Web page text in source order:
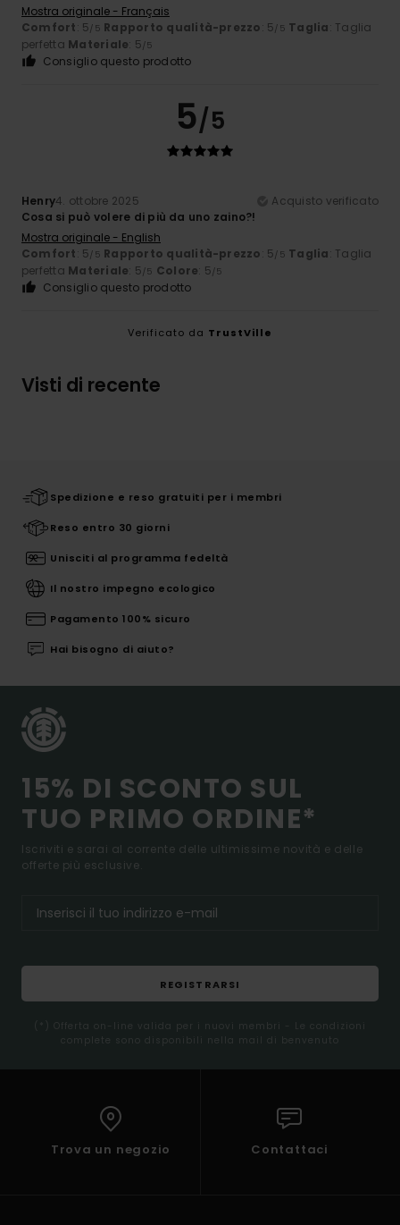
Mostra originale - Français
Comfort: 5/5 Rapporto qualità-prezzo: 5/5 Taglia: Taglia
perfetta Materiale: 5/5
Consiglio questo prodotto
5/5
Henry4. ottobre 2025
Acquisto verificato
Cosa si può volere di più da uno zaino?!
Mostra originale - English
Comfort: 5/5 Rapporto qualità-prezzo: 5/5 Taglia: Taglia
perfetta Materiale: 5/5 Colore: 5/5
Consiglio questo prodotto
Verificato da TrustVille
Visti di recente
Spedizione e reso gratuiti per i membri
Reso entro 30 giorni
Unisciti al programma fedeltà
Il nostro impegno ecologico
Pagamento 100% sicuro
Hai bisogno di aiuto?
15% DI SCONTO SUL
TUO PRIMO ORDINE*
Iscriviti e sarai al corrente delle ultimissime novità e delle
offerte più esclusive.
REGISTRARSI
(*) Offerta on-line valida per i nuovi membri - Le condizioni
complete sono disponibili nella mail di benvenuto
Trova un negozio Contattaci